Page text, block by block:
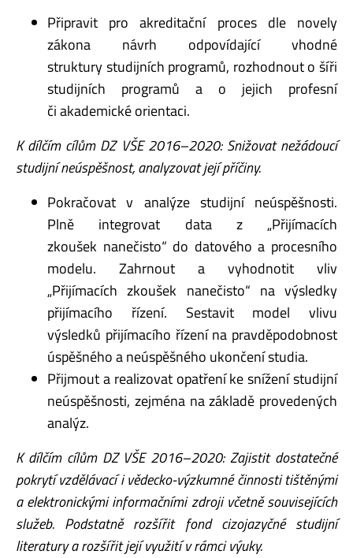
Připravit pro akreditační proces dle novely
zákona návrh odpovídající vhodné
struktury studijních programů, rozhodnout o šíři
studijních programů a o jejich profesní
či akademické orientaci.
K dílčím cílům DZ VŠE 2016–2020: Snižovat nežádoucí
studijní neúspěšnost, analyzovat jejípříčiny.
Pokračovat v analýze studijní neúspěšnosti.
Plně integrovat data z „Přijímacích
zkoušek nanečisto“ do datového a procesního
modelu. Zahrnout a vyhodnotit vliv
„Přijímacích zkoušek nanečisto“ na výsledky
přijímacího řízení. Sestavit model vlivu
výsledků přijímacího řízení na pravděpodobnost
úspěšného a neúspěšného ukončení studia.
Přijmout a realizovat opatření ke snížení studijní
neúspěšnosti, zejména na základě provedených
analýz.
K dílčím cílům DZ VŠE 2016–2020: Zajistit dostatečné
pokrytí vzdělávací i vědecko-výzkumnéčinnosti tištěnými
a elektronickými informačními zdroji včetně souvisejících
služeb. Podstatně rozšířit fond cizojazyčné studijní
literatury a rozšířit její využití v rámci výuky.